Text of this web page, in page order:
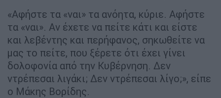
«Αφήστε τα «ναι» τα ανόητα, κύριε. Αφήστε
τα «ναι». Αν έχετε να πείτε κάτι και είστε
και λεβέντης και περήφανος, σηκωθείτε να
μας το πείτε, που ξέρετε ότι έχει γίνει
δολοφονία από την Κυβέρνηση. Δεν
ντρέπεσαι λιγάκι; Δεν ντρέπεσαι λίγο;», είπε
ο Μάκης Βορίδης.